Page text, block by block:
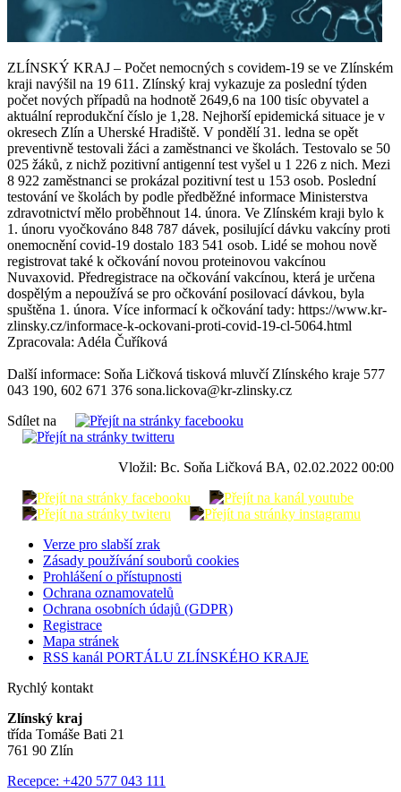
ZLÍNSKÝ KRAJ – Počet nemocných s covidem-19 se ve Zlínském
kraji navýšil na 19 611. Zlínský kraj vykazuje za poslední týden
počet nových případů na hodnotě 2649,6 na 100 tisíc obyvatel a
aktuální reprodukční číslo je 1,28. Nejhorší epidemická situace je v
okresech Zlín a Uherské Hradiště. V pondělí 31. ledna se opět
preventivně testovali žáci a zaměstnanci ve školách. Testovalo se 50
025 žáků, z nichž pozitivní antigenní test vyšel u 1 226 z nich. Mezi
8 922 zaměstnanci se prokázal pozitivní test u 153 osob. Poslední
testování ve školách by podle předběžné informace Ministerstva
zdravotnictví mělo proběhnout 14. února. Ve Zlínském kraji bylo k
1. únoru vyočkováno 848 787 dávek, posilující dávku vakcíny proti
onemocnění covid-19 dostalo 183 541 osob. Lidé se mohou nově
registrovat také k očkování novou proteinovou vakcínou
Nuvaxovid. Předregistrace na očkování vakcínou, která je určena
dospělým a nepoužívá se pro očkování posilovací dávkou, byla
spuštěna 1. února. Více informací k očkování tady: https://www.kr-
zlinsky.cz/informace-k-ockovani-proti-covid-19-cl-5064.html
Zpracovala: Adéla Čuříková
Další informace: Soňa Ličková tisková mluvčí Zlínského kraje 577
043 190, 602 671 376 sona.lickova@kr-zlinsky.cz
Sdílet na
Vložil: Bc. Soňa Ličková BA, 02.02.2022 00:00
Verze pro slabší zrak
Zásady používání souborů cookies
Prohlášení o přístupnosti
Ochrana oznamovatelů
Ochrana osobních údajů (GDPR)
Registrace
Mapa stránek
RSS kanál PORTÁLU ZLÍNSKÉHO KRAJE
Rychlý kontakt
Zlínský kraj
třída Tomáše Bati 21
761 90 Zlín
Recepce: +420 577 043 111